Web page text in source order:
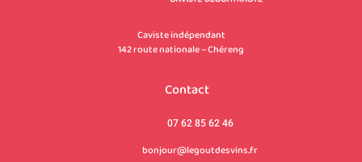
Caviste indépendant
142 route nationale – Chéreng
Contact
07 62 85 62 46
bonjour@legoutdesvins.fr